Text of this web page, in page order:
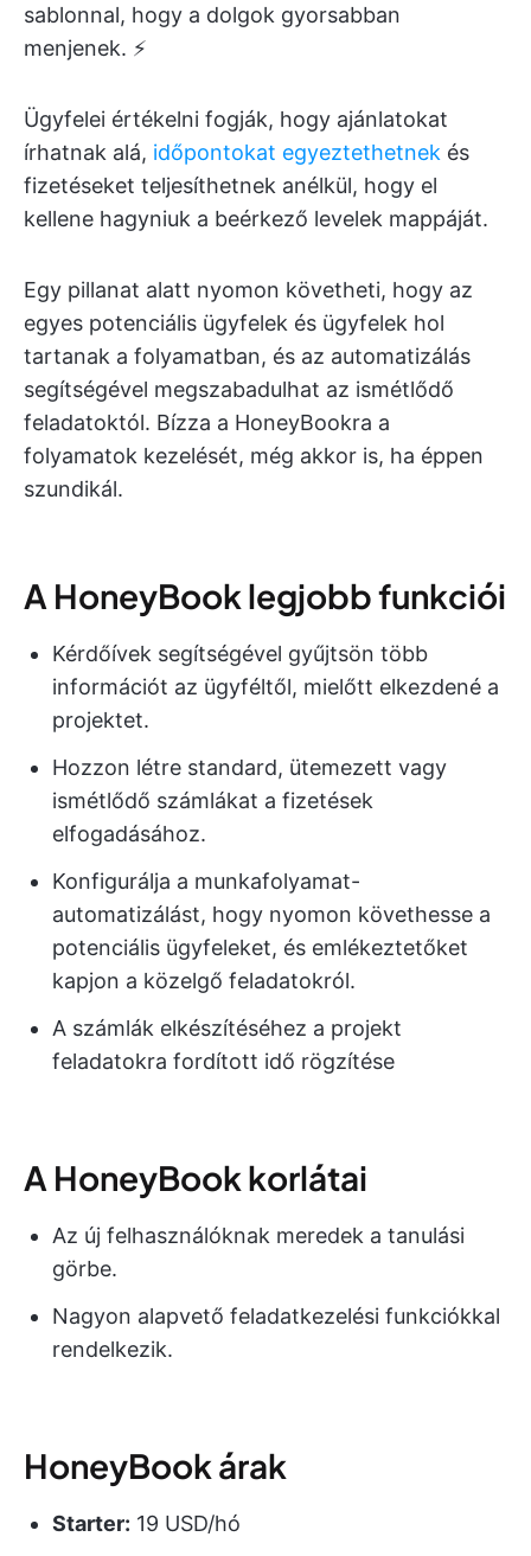
sablonnal, hogy a dolgok gyorsabban
menjenek. ⚡
Ügyfelei értékelni fogják, hogy ajánlatokat
írhatnak alá, időpontokat egyeztethetnek és
fizetéseket teljesíthetnek anélkül, hogy el
kellene hagyniuk a beérkező levelek mappáját.
Egy pillanat alatt nyomon követheti, hogy az
egyes potenciális ügyfelek és ügyfelek hol
tartanak a folyamatban, és az automatizálás
segítségével megszabadulhat az ismétlődő
feladatoktól. Bízza a HoneyBookra a
folyamatok kezelését, még akkor is, ha éppen
szundikál.
A HoneyBook legjobb funkciói
Kérdőívek segítségével gyűjtsön több
információt az ügyféltől, mielőtt elkezdené a
projektet.
Hozzon létre standard, ütemezett vagy
ismétlődő számlákat a fizetések
elfogadásához.
Konfigurálja a munkafolyamat-
automatizálást, hogy nyomon követhesse a
potenciális ügyfeleket, és emlékeztetőket
kapjon a közelgő feladatokról.
A számlák elkészítéséhez a projekt
feladatokra fordított idő rögzítése
A HoneyBook korlátai
Az új felhasználóknak meredek a tanulási
görbe.
Nagyon alapvető feladatkezelési funkciókkal
rendelkezik.
HoneyBook árak
Starter: 19 USD/hó